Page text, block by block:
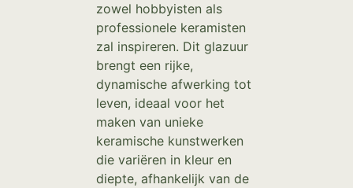
zowel hobbyisten als
professionele keramisten
zal inspireren. Dit glazuur
brengt een rijke,
dynamische afwerking tot
leven, ideaal voor het
maken van unieke
keramische kunstwerken
die variëren in kleur en
diepte, afhankelijk van de